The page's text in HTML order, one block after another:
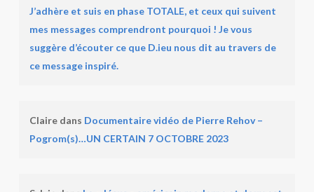
J’adhère et suis en phase TOTALE, et ceux qui suivent
mes messages comprendront pourquoi ! Je vous
suggère d’écouter ce que D.ieu nous dit au travers de
ce message inspiré.
Clairedans Documentaire vidéo de Pierre Rehov –
Pogrom(s)…UN CERTAIN 7 OCTOBRE 2023